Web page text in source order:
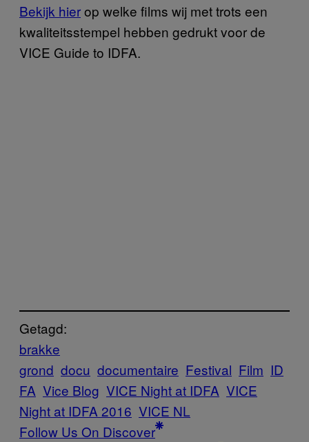
Bekijk hierop welke films wij met trots een
kwaliteitsstempel hebben gedrukt voor de
VICE Guide to IDFA.
Getagd:
brakke
grond docu documentaire Festival Film ID
FA Vice Blog VICE Night at IDFA VICE
Night at IDFA 2016 VICE NL
Follow Us On Discover